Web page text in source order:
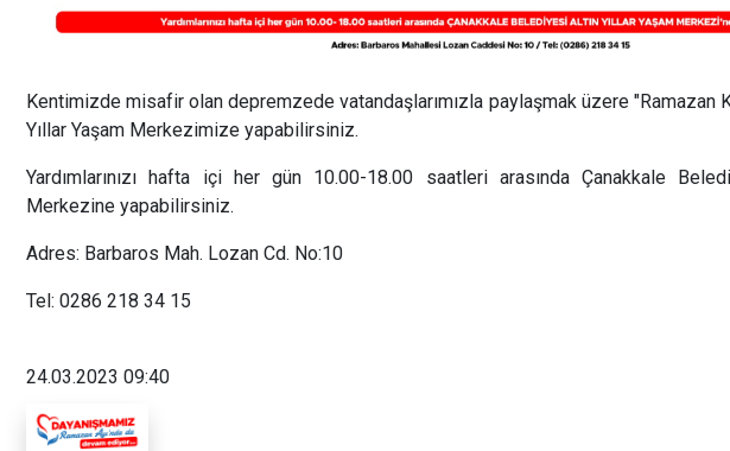
Kentimizde misafir olan depremzede vatandaşlarımızla paylaşmak üzere "Ramazan
Yıllar Yaşam Merkezimize yapabilirsiniz.
Yardımlarınızı hafta içi her gün 10.00-18.00 saatleri arasında Çanakkale
Merkezine yapabilirsiniz.
Adres: Barbaros Mah. Lozan Cd. No:10
Tel: 0286 218 34 15
24.03.2023 09:40